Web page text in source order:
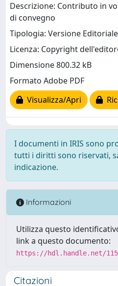
Descrizione: Contributo in
di convegno
Tipologia: Versione Editoriale
Licenza: Copyright
Dimensione 800.32 kB
Formato Adobe PDF
Visualizza/Apri
I documenti in IRIS sono
tutti i diritti sono riservati,
indicazione.
Informazioni
Utilizza questo
link a questo documento:
https://hdl.handle.net/
Citazioni